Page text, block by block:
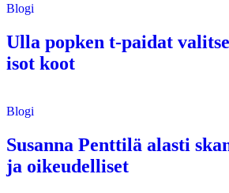
Blogi
Ulla popken t-paidat
isot koot
Blogi
Susanna Penttilä alasti
ja oikeudelliset